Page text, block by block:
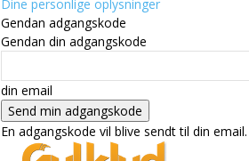
Dine personlige oplysninger
Gendan adgangskode
Gendan din adgangskode
din email
En adgangskode vil blive sendt til din email.